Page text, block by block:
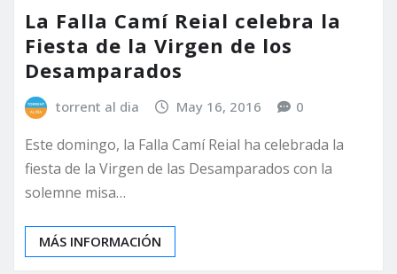
La Falla Camí Reial celebra la
Fiesta de la Virgen de los
Desamparados
torrent al dia May 16, 2016 0
Este domingo, la Falla Camí Reial ha celebrada la
fiesta de la Virgen de las Desamparados con la
solemne misa…
MÁS INFORMACIÓN